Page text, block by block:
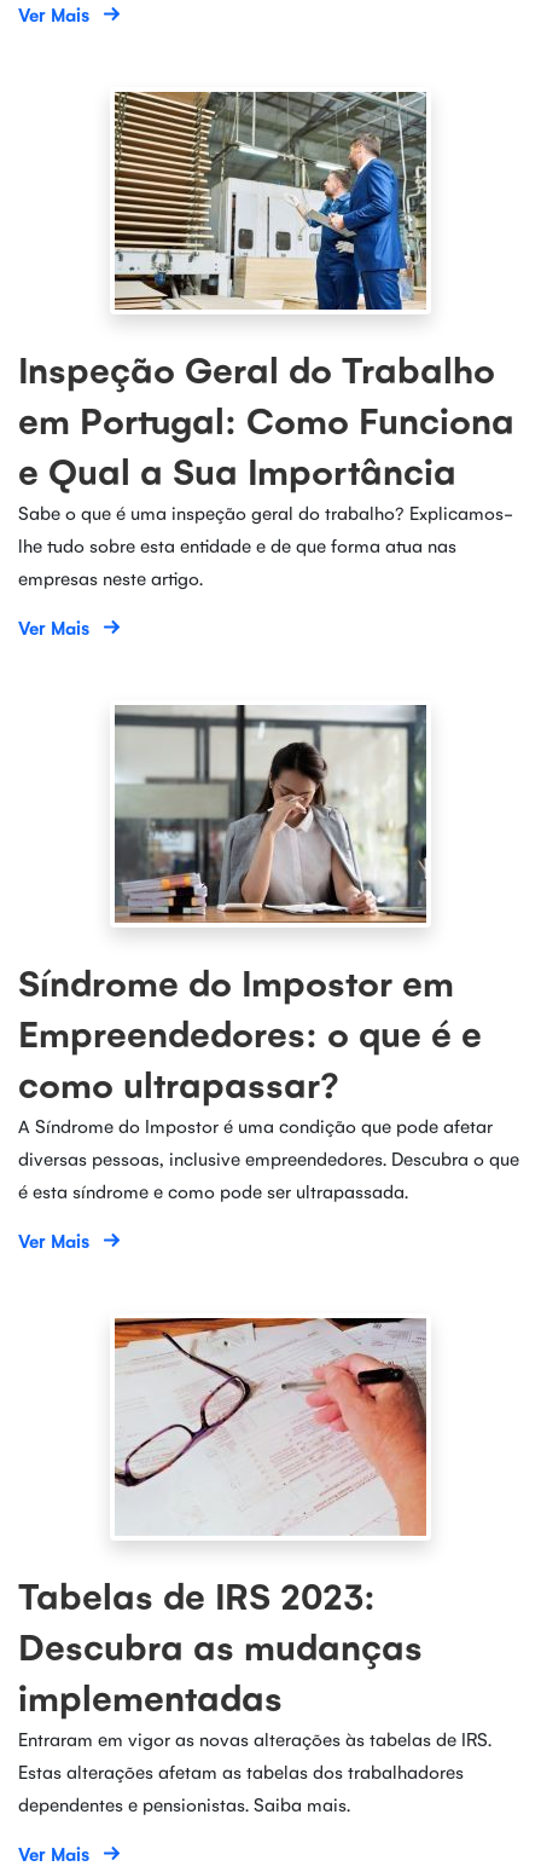
Ver Mais
Inspeção Geral do Trabalho
em Portugal: Como Funciona
e Qual a Sua Importância
Sabe o que é uma inspeção geral do trabalho? Explicamos-
lhe tudo sobre esta entidade e de que forma atua nas
empresas neste artigo.
Ver Mais
Síndrome do Impostor em
Empreendedores: o que é e
como ultrapassar?
A Síndrome do Impostor é uma condição que pode afetar
diversas pessoas, inclusive empreendedores. Descubra o que
é esta síndrome e como pode ser ultrapassada.
Ver Mais
Tabelas de IRS 2023:
Descubra as mudanças
implementadas
Entraram em vigor as novas alterações às tabelas de IRS.
Estas alterações afetam as tabelas dos trabalhadores
dependentes e pensionistas. Saiba mais.
Ver Mais